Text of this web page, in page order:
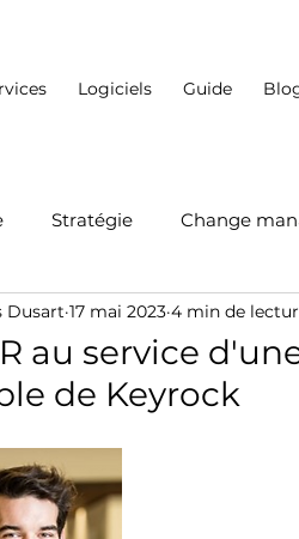
Logiciels Guide
Stratégie Change
et compétences Autre
au service
de Keyrock
Dusart 17 mai 2023 4 min de